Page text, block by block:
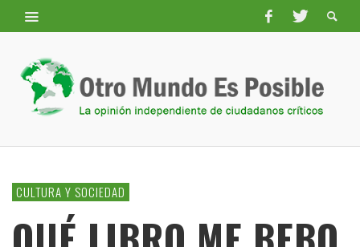
CULTURA Y SOCIEDAD